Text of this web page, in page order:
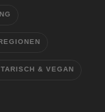
& VEGAN